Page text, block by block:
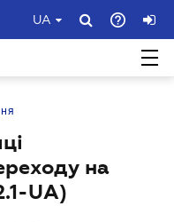
UA
на
UA)